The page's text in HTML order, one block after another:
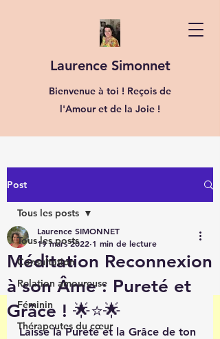
Laurence Simonnet
Bienvenue à toi ! Reçois de
l'Amour et de la Joie !
Post
Tous les posts
Consultation
Relation amoureuse
Féminin
Thérapeutes du cœur
Tous les posts
Méditation Reconnexion
à son Âme : Pureté et
Grâce ! 🌟⭐️🌟
Laurence SIMONNET
19 mars 2022 1 min de lecture
Laisse la Pureté et la Grâce de ton